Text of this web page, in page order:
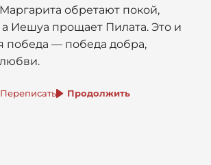
обретают покой,
а Иешуа прощает Пилата. Это и
победа — победа добра,
Переписать Продолжить